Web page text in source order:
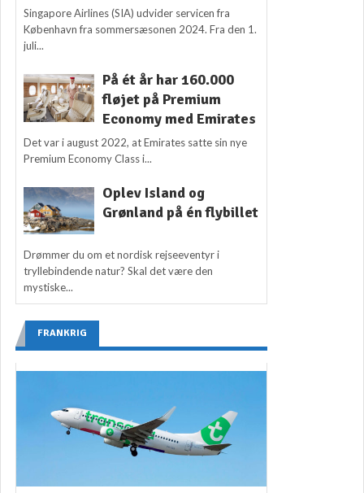
Singapore Airlines (SIA) udvider servicen fra
København fra sommersæsonen 2024. Fra den 1.
juli...
På ét år har 160.000
fløjet på Premium
Economy med Emirates
Det var i august 2022, at Emirates satte sin nye
Premium Economy Class i...
Oplev Island og
Grønland på én flybillet
Drømmer du om et nordisk rejseeventyr i
tryllebindende natur? Skal det være den
mystiske...
FRANKRIG